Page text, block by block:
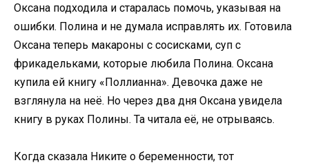
Оксана подходила и старалась помочь, указывая на
ошибки. Полина и не думала исправлять их. Готовила
Оксана теперь макароны с сосисками, суп с
фрикадельками, которые любила Полина. Оксана
купила ей книгу «Поллианна». Девочка даже не
взглянула на неё. Но через два дня Оксана увидела
книгу в руках Полины. Та читала её, не отрываясь.
Когда сказала Никите о беременности, тот